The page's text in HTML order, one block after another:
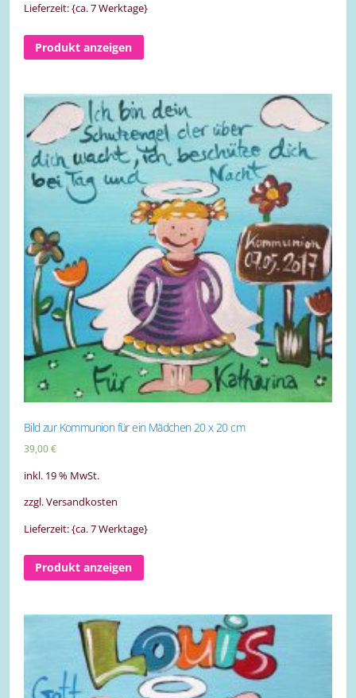
Lieferzeit: {ca. 7 Werktage}
Produkt anzeigen
Bild zur Kommunion für ein Mädchen 20 x 20 cm
39,00€
inkl. 19 % MwSt.
zzgl. Versandkosten
Lieferzeit: {ca. 7 Werktage}
Produkt anzeigen